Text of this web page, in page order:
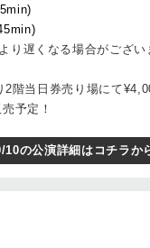
り遅くなる場合がござい
2階当日券売り場にて
予定！
10の公演詳細はコチラか